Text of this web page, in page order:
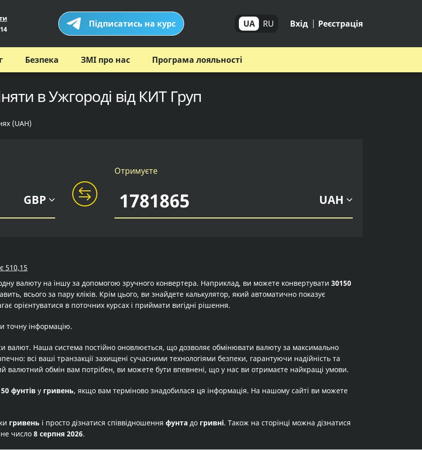
Підписатись на курс UA RU Вхід Реєстрація
Безпека ЗМІ про нас Програма лояльності
в Ужгороді від КИТ Груп
(UAH)
GBP
Отримуєте
UAH
510,15
валюту на іншу за допомогою зручного конвертера. Наприклад, ви можете конвертувати 30150
всього за пару кліків. Крім цього, ви знайдете калькулятор, який автоматично показує
орієнтуватися в поточних курсах і приймати вигідні рішення.
точну інформацію.
валют. Наша система постійно оновлюється, що дозволяє обмінювати валюту за максимально
всі ваші транзакції захищені сучасними технологіями безпеки, гарантуючи надійність та
валютний обмін вам потрібен, ви можете бути впевнені, що у нас ви отримаєте найкращі умови.
фунтів у гривень, якщо вам терміново знадобилася ця інформація. На нашому сайті ви можете
гривень і просто дізнатися співвідношення фунта до гривні. Також на сторінці можна дізнатися
число 8 серпня 2026.